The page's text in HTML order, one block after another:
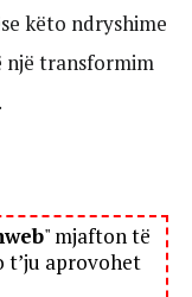
këto ndryshime
një transformim
" mjafton të
t’ju aprovohet